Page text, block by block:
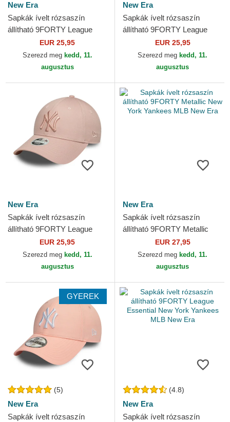
New Era
Sapkák ívelt rózsaszín
állítható 9FORTY League
Essential New York Yankees
MLB New Era
EUR 25,95
Szerezd meg kedd, 11.
augusztus
New Era
Sapkák ívelt rózsaszín
állítható 9FORTY League
Essential New York Yankees
MLB New Era
EUR 25,95
Szerezd meg kedd, 11.
augusztus
New Era
Sapkák ívelt rózsaszín
állítható 9FORTY League
Essential New York Yankees
MLB New Era
EUR 25,95
Szerezd meg kedd, 11.
augusztus
New Era
Sapkák ívelt rózsaszín
állítható 9FORTY Metallic
New York Yankees MLB New
EUR 27,95
Szerezd meg kedd, 11.
augusztus
GYEREK
(5)
New Era
Sapkák ívelt rózsaszín
(4.8)
New Era
Sapkák ívelt rózsaszín